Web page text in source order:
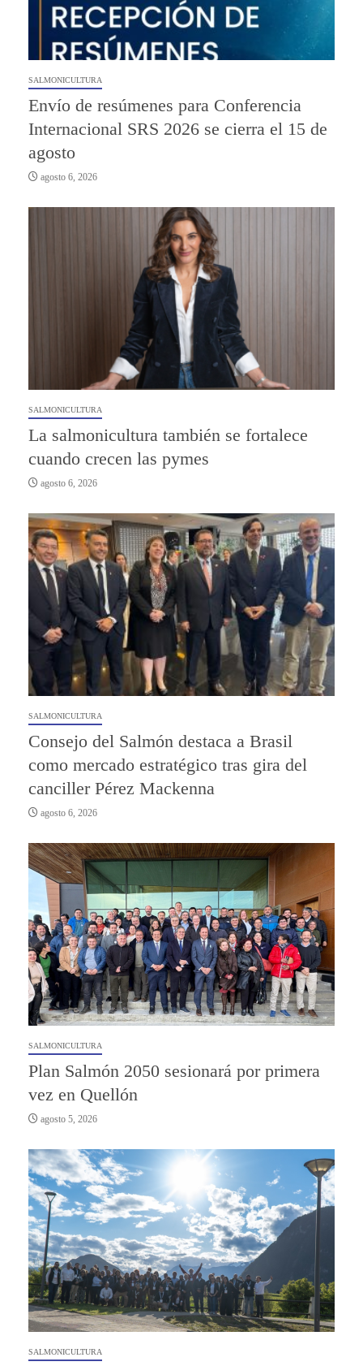
SALMONICULTURA
Envío de resúmenes para Conferencia
Internacional SRS 2026 se cierra el 15 de
agosto
agosto 6, 2026
SALMONICULTURA
La salmonicultura también se fortalece
cuando crecen las pymes
agosto 6, 2026
SALMONICULTURA
Consejo del Salmón destaca a Brasil
como mercado estratégico tras gira del
canciller Pérez Mackenna
agosto 6, 2026
SALMONICULTURA
Plan Salmón 2050 sesionará por primera
vez en Quellón
agosto 5, 2026
SALMONICULTURA